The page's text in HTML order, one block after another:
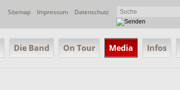
Navigation
Sitemap Impressum Datenschutz
Die Band On Tour Media Infos